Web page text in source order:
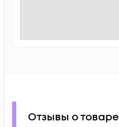
Отзывы о товаре